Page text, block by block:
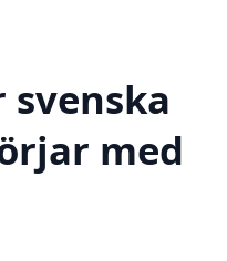
med